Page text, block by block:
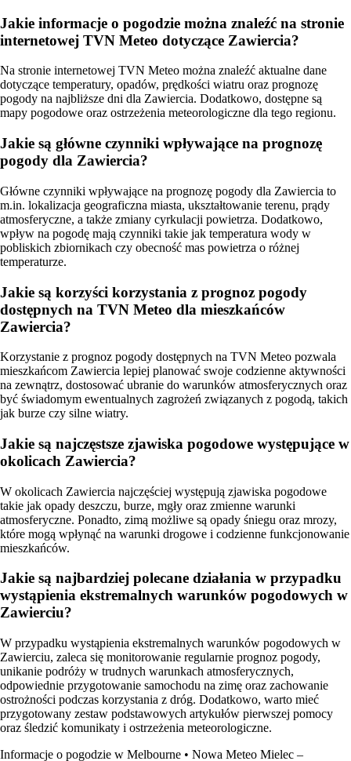
Jakie informacje o pogodzie można znaleźć na stronie
internetowej TVN Meteo dotyczące Zawiercia?
Na stronie internetowej TVN Meteo można znaleźć aktualne dane
dotyczące temperatury, opadów, prędkości wiatru oraz prognozę
pogody na najbliższe dni dla Zawiercia. Dodatkowo, dostępne są
mapy pogodowe oraz ostrzeżenia meteorologiczne dla tego regionu.
Jakie są główne czynniki wpływające na prognozę
pogody dla Zawiercia?
Główne czynniki wpływające na prognozę pogody dla Zawiercia to
m.in. lokalizacja geograficzna miasta, ukształtowanie terenu, prądy
atmosferyczne, a także zmiany cyrkulacji powietrza. Dodatkowo,
wpływ na pogodę mają czynniki takie jak temperatura wody w
pobliskich zbiornikach czy obecność mas powietrza o różnej
temperaturze.
Jakie są korzyści korzystania z prognoz pogody
dostępnych na TVN Meteo dla mieszkańców
Zawiercia?
Korzystanie z prognoz pogody dostępnych na TVN Meteo pozwala
mieszkańcom Zawiercia lepiej planować swoje codzienne aktywności
na zewnątrz, dostosować ubranie do warunków atmosferycznych oraz
być świadomym ewentualnych zagrożeń związanych z pogodą, takich
jak burze czy silne wiatry.
Jakie są najczęstsze zjawiska pogodowe występujące w
okolicach Zawiercia?
W okolicach Zawiercia najczęściej występują zjawiska pogodowe
takie jak opady deszczu, burze, mgły oraz zmienne warunki
atmosferyczne. Ponadto, zimą możliwe są opady śniegu oraz mrozy,
które mogą wpłynąć na warunki drogowe i codzienne funkcjonowanie
mieszkańców.
Jakie są najbardziej polecane działania w przypadku
wystąpienia ekstremalnych warunków pogodowych w
Zawierciu?
W przypadku wystąpienia ekstremalnych warunków pogodowych w
Zawierciu, zaleca się monitorowanie regularnie prognoz pogody,
unikanie podróży w trudnych warunkach atmosferycznych,
odpowiednie przygotowanie samochodu na zimę oraz zachowanie
ostrożności podczas korzystania z dróg. Dodatkowo, warto mieć
przygotowany zestaw podstawowych artykułów pierwszej pomocy
oraz śledzić komunikaty i ostrzeżenia meteorologiczne.
Informacje o pogodzie w Melbourne • Nowa Meteo Mielec –